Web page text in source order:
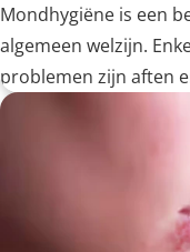
Mondhygiëne is een
algemeen welzijn.
problemen zijn aften